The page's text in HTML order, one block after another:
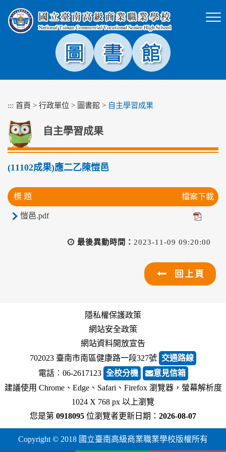
塊
::: 首頁 > 行政單位 > 圖書館 > 自主學習成果
自主學習成果
(11102成果)應二乙陳愷邑
標 題 檔案下載
愷邑.pdf
最後異動時間： 2023-11-09 09:20:00
回上頁
隱私權保護政策
網站安全政策
網站資料開放宣告
702023 臺南市南區健康路一段327號 交通路線
電話︰06-2617123 全校分機
意見信箱
建議使用 Chrome、Edge、Safari、Firefox 瀏覽器，螢幕解析度
1024 X 768 px 以上瀏覽
您是第 0918095 位瀏覽者更新日期： 2026-08-07
Copyright © 2018 國立臺南高級商業職業學校版權所有